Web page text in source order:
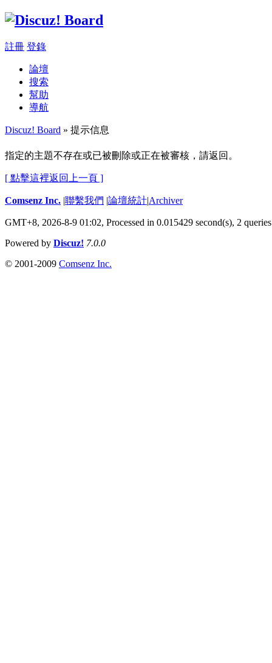
註冊 登錄
論壇
搜索
幫助
導航
Discuz! Board » 提示信息
指定的主題不存在或已被刪除或正在被審核，請返回。
[ 點擊這裡返回上一頁 ]
Comsenz Inc. |聯繫我們 |論壇統計|Archiver
GMT+8, 2026-8-9 01:02, Processed in 0.015429 second(s), 2 queries
Powered by Discuz! 7.0.0
© 2001-2009 Comsenz Inc.